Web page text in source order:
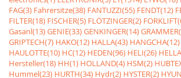
FAG(3) Fahrersitze(38) FANTUZZI(55) FENDT(12)
FILTER(18) FISCHER(5) FLÖTZINGER(2)
Gasanl(13)GENIE(33)GENKINGER(14)
GRIPTECH(7) HAKO(12) HALLA(43) HANGCHA(12)
HAULOTTE(10) HC(12) HEDEN(96) HELI(26)
Hersteller(18) HH(1) HOLLAND(4) HSM(2)
Hummel(23) HURTH(34) Hydr(2) HYSTER(2)